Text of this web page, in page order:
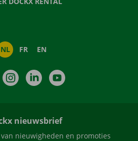
NL FR EN
FacebookInstagramLinkedIn
nieuwsbrief
nieuwigheden en promoties